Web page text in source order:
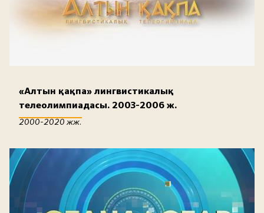
«Алтын қақпа» лингвистикалық
телеолимпиадасы. 2003-2006 ж.
2000-2020 жж.